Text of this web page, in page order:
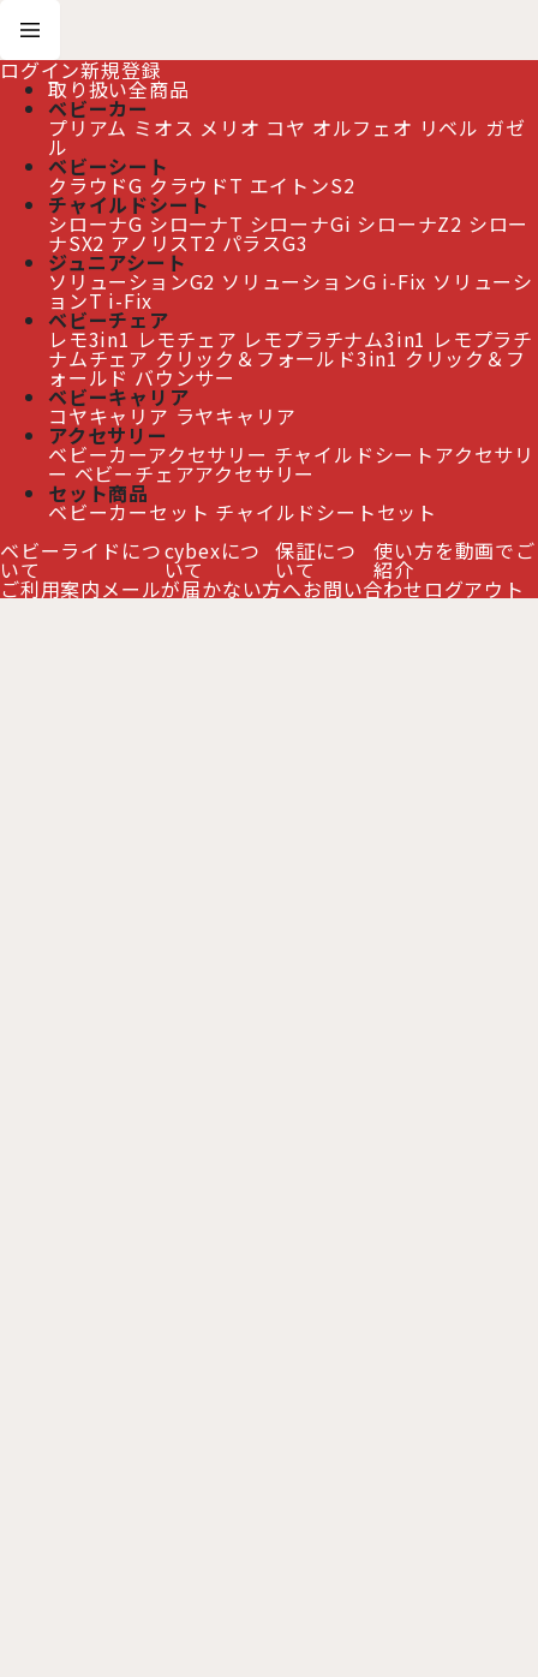
ログイン新規登録
取り扱い全商品
ベビーカー
プリアム ミオス メリオ コヤ オルフェオ リベル ガゼ
ル
ベビーシート
クラウドG クラウドT エイトンS2
チャイルドシート
シローナG シローナT シローナGi シローナZ2 シロー
ナSX2 アノリスT2 パラスG3
ジュニアシート
ソリューションG2 ソリューションG i-Fix ソリューシ
ョンT i-Fix
ベビーチェア
レモ3in1 レモチェア レモプラチナム3in1 レモプラチ
ナムチェア クリック＆フォールド3in1 クリック＆フ
ォールド バウンサー
ベビーキャリア
コヤキャリア ラヤキャリア
アクセサリー
ベビーカーアクセサリー チャイルドシートアクセサリ
ー ベビーチェアアクセサリー
セット商品
ベビーカーセット チャイルドシートセット
ベビーライドにつ
いて
cybexにつ
いて
保証につ
いて
使い方を動画でご
紹介
ご利用案内メールが届かない方へお問い合わせログアウト
> New Item> ORFEO オルフェオ
≫ 熊本地震の影響によるお届け遅延について
ORFEO オルフェオ [New Item]